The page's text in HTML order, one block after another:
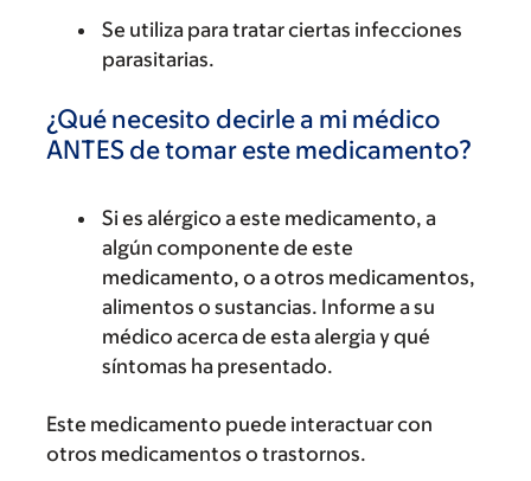
Se utiliza para tratar ciertas infecciones
parasitarias.
¿Qué necesito decirle a mi médico
ANTES de tomar este medicamento?
Si es alérgico a este medicamento, a
algún componente de este
medicamento, o a otros medicamentos,
alimentos o sustancias. Informe a su
médico acerca de esta alergia y qué
síntomas ha presentado.
Este medicamento puede interactuar con
otros medicamentos o trastornos.